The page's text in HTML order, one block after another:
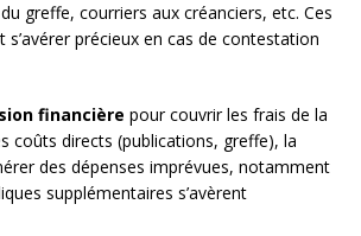
greffe, courriers aux créanciers, etc. Ces
précieux en cas de contestation
financière pour couvrir les frais de la
coûts directs (publications, greffe), la
des dépenses imprévues, notamment
supplémentaires s’avèrent